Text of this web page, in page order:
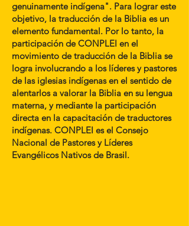
genuinamente indígena". Para lograr este
objetivo, la traducción de la Biblia es un
elemento fundamental. Por lo tanto, la
participación de CONPLEI en el
movimiento de traducción de la Biblia se
logra involucrando a los líderes y pastores
de las iglesias indígenas en el sentido de
alentarlos a valorar la Biblia en su lengua
materna, y mediante la participación
directa en la capacitación de traductores
indígenas. CONPLEI es el Consejo
Nacional de Pastores y Líderes
Evangélicos Nativos de Brasil.